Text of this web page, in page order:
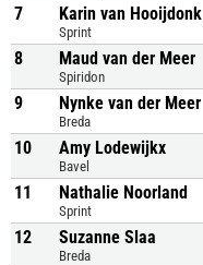
7 Karin van Hooijdonk
Sprint
8 Maud van der Meer
Spiridon
9 Nynke van der Meer
Breda
10 Amy Lodewijkx
Bavel
11 Nathalie Noorland
Sprint
12 Suzanne Slaa
Breda